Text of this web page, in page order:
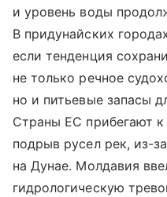
и уровень воды
В придунайских
если тенденция
не только речное
но и питьевые запасы
Страны ЕС прибегают
подрыв русел рек, из-
на Дунае. Молдавия
гидрологическую